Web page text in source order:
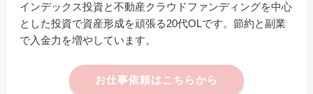
インデックス投資と不動産クラウドファンディングを中心
とした投資で資産形成を頑張る20代OLです。節約と副業
で入金力を増やしています。
お仕事依頼はこちらから